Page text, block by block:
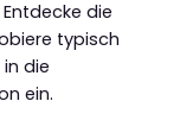
die
typisch
die
ein.